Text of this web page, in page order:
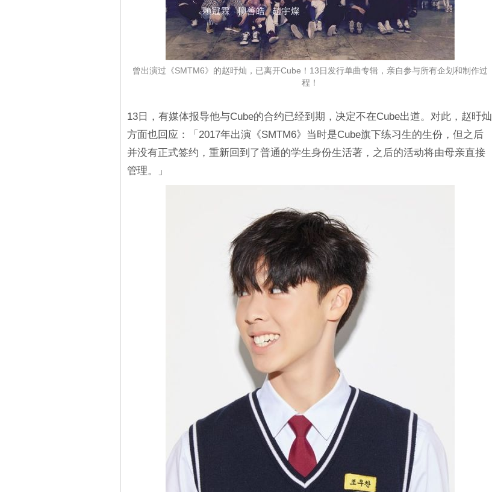
曾出演过《SMTM6》的赵旴灿，已离开Cube！13日发行单曲专辑，亲自参与所有企划和制作过
程！
13日，有媒体报导他与Cube的合约已经到期，决定不在Cube出道。对此，赵旴灿
方面也回应：「2017年出演《SMTM6》当时是Cube旗下练习生的生份，但之后
并没有正式签约，重新回到了普通的学生身份生活著，之后的活动将由母亲直接
管理。」